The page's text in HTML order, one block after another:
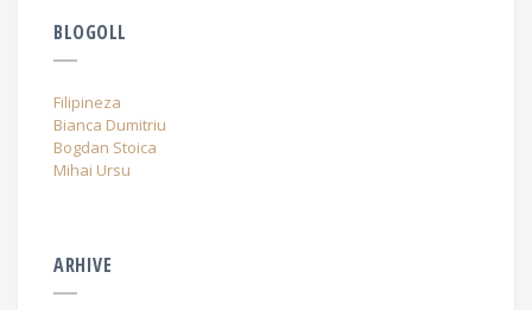
BLOGOLL
Filipineza
Bianca Dumitriu
Bogdan Stoica
Mihai Ursu
ARHIVE